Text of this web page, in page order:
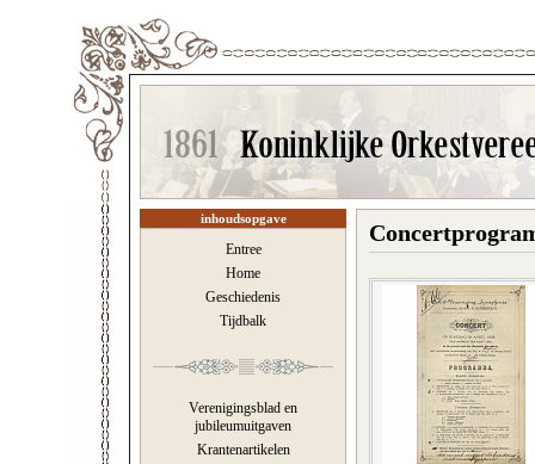
inhoudsopgave
Entree
Home
Geschiedenis
Tijdbalk
Verenigingsblad en
jubileumuitgaven
Krantenartikelen